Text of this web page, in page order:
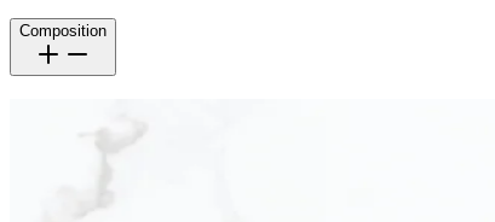
Composition